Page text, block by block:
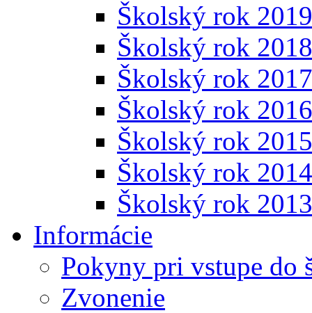
Školský rok
Školský rok
Školský rok
Školský rok
Školský rok
Školský rok
Školský rok
Informácie
Pokyny pri vstupe do
Zvonenie